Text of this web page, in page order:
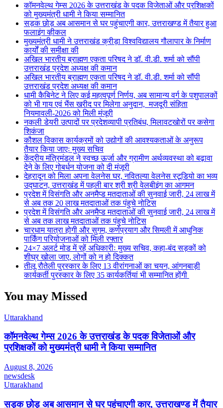
कॉमनवेल्थ गेम्स 2026 के उत्तराखंड के पदक विजेताओं और प्रशिक्षकों
को मुख्यमंत्री धामी ने किया सम्मानित
सड़क छोड़ अब आसमान से घर पहुंचाएगी कार, उत्तराखण्ड में तैयार हुआ
फलाइंग व्हीकल
मुख्यमंत्री धामी ने उत्तराखंड क्रीड़ा विश्वविद्यालय गौलापार के निर्माण
कार्यों की समीक्षा की
अखिल भारतीय ब्राह्मण एकता परिषद ने डॉ. वी.डी. शर्मा को सौंपी
उत्तराखंड प्रदेश अध्यक्ष की कमान
अखिल भारतीय ब्राह्मण एकता परिषद ने डॉ. वी.डी. शर्मा को सौंपी
उत्तराखंड प्रदेश अध्यक्ष की कमान
धामी कैबिनेट ने लिए कई महत्वपूर्ण निर्णय, अब सामान्य वर्ग के पशुपालकों
को भी गाय एवं भैंस खरीद पर मिलेगा अनुदान, मजदूरी संहिता
नियमावली-2026 को मिली मंजूरी
नकली डेयरी उत्पादों पर प्रदेशव्यापी प्रतिबंध, मिलावटखोरों पर कसेगा
शिकंजा
कौशल विकास कार्यक्रमों को उद्योगों की आवश्यकताओं के अनुरूप
तैयार किया जाएः मुख्य सचिव
केंद्रीय मंत्रिमंडल ने स्वच्छ ऊर्जा और ग्रामीण अर्थव्यवस्था को बढ़ावा
देने के लिए गोबर्धन योजना को दी मंजूरी
देहरादून को मिला अपना वेलनेस घर, नवितल्या वेलनेस स्टूडियो का भव्य
उद्घाटन, उत्तराखंड में पहली बार श्री श्री वेलबीइंग का आगमन
प्रदेश में विसंगति और अनमैप्ड मतदाताओं की सुनवाई जारी, 24 लाख में
से अब तक 20 लाख मतदाताओं तक पंहुचे नोटिस
प्रदेश में विसंगति और अनमैप्ड मतदाताओं की सुनवाई जारी, 24 लाख में
से अब तक लाख मतदाताओं तक पंहुचे नोटिस
चारधाम यात्रा होगी और सुगम, कर्णप्रयाग और सिमली में आधुनिक
पार्किंग परियोजनाओं को मिली रफ्तार
24×7 अलर्ट मोड में रहें अधिकारीः मुख्य सचिव, कहा-बंद सड़कों को
शीघ्र खोला जाए, लोगों को न हो दिक्कत
तीलू रौतेली पुरस्कार के लिए 13 वीरांगनाओं का चयन, आंगनबाड़ी
कार्यकर्ती पुरस्कार के लिए 35 कार्यकर्तियां भी सम्मानित होंगी
You may Missed
Uttarakhand
कॉमनवेल्थ गेम्स 2026 के उत्तराखंड के पदक विजेताओं और
प्रशिक्षकों को मुख्यमंत्री धामी ने किया सम्मानित
August 8, 2026
newsdesk
Uttarakhand
सड़क छोड़ अब आसमान से घर पहुंचाएगी कार, उत्तराखण्ड में तैयार